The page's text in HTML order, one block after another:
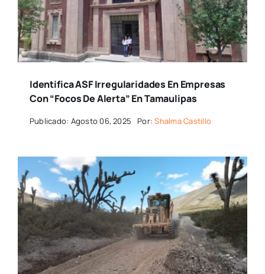
Identifica ASF Irregularidades En Empresas
Con “focos De Alerta” En Tamaulipas
Publicado: Agosto 06, 2025 Por:Shalma Castillo